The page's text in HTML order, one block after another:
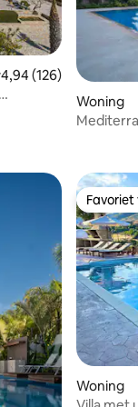
4,94 (126)
Woning
Woning